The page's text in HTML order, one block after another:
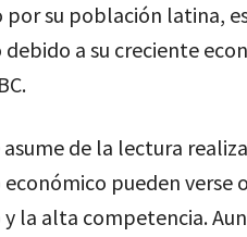
por su población latina,
a su creciente
asume de la lectura
pueden
y la alta competencia.